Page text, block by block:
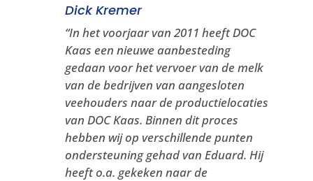
Dick Kremer
“In het voorjaar van 2011 heeft DOC
Kaas een nieuwe aanbesteding
gedaan voor het vervoer van de melk
van de bedrijven van aangesloten
veehouders naar de productielocaties
van DOC Kaas. Binnen dit proces
hebben wij op verschillende punten
ondersteuning gehad van Eduard. Hij
heeft o.a. gekeken naar de